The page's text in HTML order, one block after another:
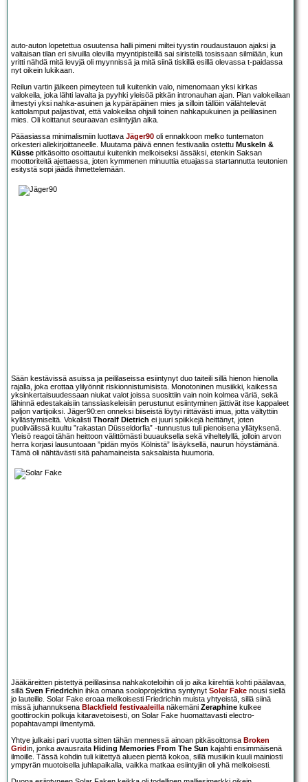
auto-auton lopetettua osuutensa halli pimeni miltei tyystin roudaustauon ajaksi ja
valtaisan tilan eri sivuilla olevilla myyntipisteillä sai siristellä tosissaan silmiään, kun
yritti nähdä mitä levyjä oli myynnissä ja mitä siinä tiskillä esillä olevassa t-paidassa
nyt oikein lukikaan.
Reilun vartin jälkeen pimeyteen tuli kuitenkin valo, nimenomaan yksi kirkas
valokeila, joka lähti lavalta ja pyyhki yleisöä pitkän intronauhan ajan. Pian valokeilaan
ilmestyi yksi nahka-asuinen ja kypäräpäinen mies ja silloin tällöin välähtelevät
kattolamput paljastivat, että valokeilaa ohjaili toinen nahkapukuinen ja peililasinen
mies. Oli koittanut seuraavan esiintyjän aika.
Pääasiassa minimalismiin luottava Jäger90 oli ennakkoon melko tuntematon
orkesteri allekirjoittaneelle. Muutama päivä ennen festivaalia ostettu Muskeln &
Küsse pitkäsoitto osoittautui kuitenkin melkoiseksi ässäksi, etenkin Saksan
moottoriteitä ajettaessa, joten kymmenen minuuttia etuajassa startannutta teutonien
esitystä sopi jäädä ihmettelemään.
Sään kestävissä asuissa ja peililaseissa esiintynyt duo taiteili sillä hienon hienolla
rajalla, joka erottaa ylilyönnit riskionnistumisista. Monotoninen musiikki, kaikessa
yksinkertaisuudessaan niukat valot joissa suosittiin vain noin kolmea väriä, sekä
lähinnä edestakaisiin tanssiaskeleisiin perustunut esiintyminen jättivät itse kappaleet
paljon vartijoiksi. Jäger90:en onneksi biiseistä löytyi riittävästi imua, jotta vältyttiin
kyllästymiseltä. Vokalisti Thoralf Dietrich ei juuri spiikkejä heittänyt, joten
puolivälissä kuultu ”rakastan Düsseldorfia” -tunnustus tuli pienoisena yllätyksenä.
Yleisö reagoi tähän heittoon välittömästi buuauksella sekä viheltelyllä, jolloin arvon
herra korjasi lausuntoaan ”pidän myös Kölnistä” lisäyksellä, naurun höystämänä.
Tämä oli nähtävästi sitä pahamaineista saksalaista huumoria.
Jääkäreitten pistettyä peililasinsa nahkakoteloihin oli jo aika kiirehtiä kohti päälavaa,
sillä Sven Friedrichin ihka omana sooloprojektina syntynyt Solar Fake nousi siellä
jo lauteille. Solar Fake eroaa melkoisesti Friedrichin muista yhtyeistä, sillä siinä
missä juhannuksena Blackfield festivaaleillanäkemäni Zeraphine kulkee
goottirockin polkuja kitaravetoisesti, on Solar Fake huomattavasti electro-
popahtavampi ilmentymä.
Yhtye julkaisi pari vuotta sitten tähän mennessä ainoan pitkäsoittonsa Broken
Gridin, jonka avausraita Hiding Memories From The Sun kajahti ensimmäisenä
ilmoille. Tässä kohdin tuli kiitettyä alueen pientä kokoa, sillä musiikin kuuli mainiosti
ympyrän muotoisella juhlapaikalla, vaikka matkaa esiintyjiin oli yhä melkoisesti.